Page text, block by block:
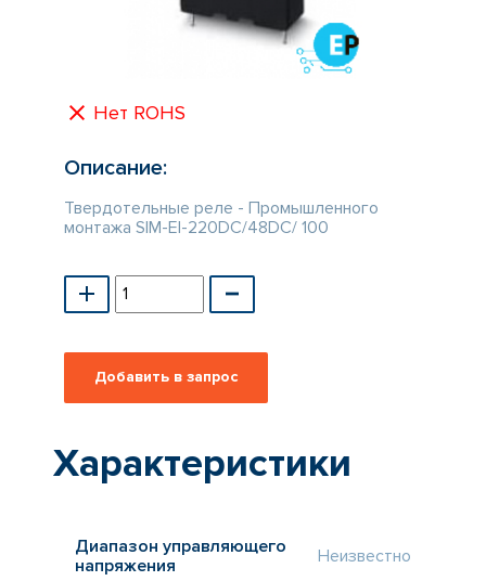
ПРОИЗВОДИТЕЛЕЙ
Нет ROHS
Описание:
Твердотельные реле - Промышленного
монтажа SIM-EI-220DC/48DC/ 100
Характеристики
Диапазон управляющего
напряжения
Неизвестно